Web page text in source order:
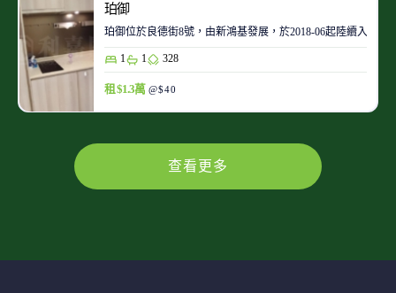
珀御
珀御位於良德街8號，由新鴻基發展，於2018-06起陸續入伙
1 1 328
租 $1.3萬 @$40
查看更多